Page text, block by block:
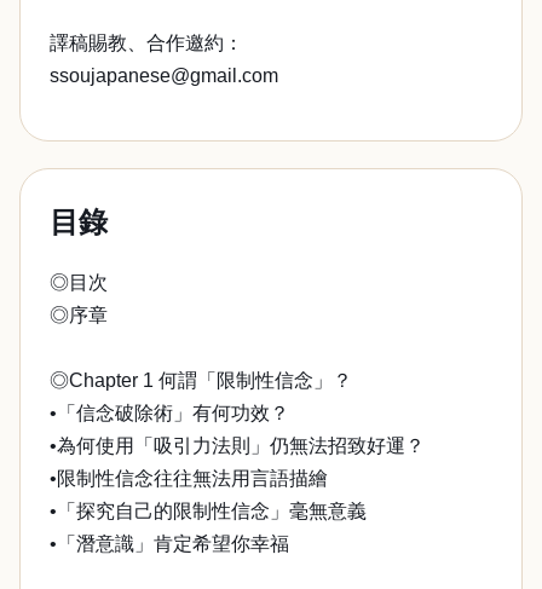
譯稿賜教、合作邀約：
ssoujapanese@gmail.com
目錄
◎目次
◎序章
◎Chapter 1 何謂「限制性信念」？
•「信念破除術」有何功效？
•為何使用「吸引力法則」仍無法招致好運？
•限制性信念往往無法用言語描繪
•「探究自己的限制性信念」毫無意義
•「潛意識」肯定希望你幸福